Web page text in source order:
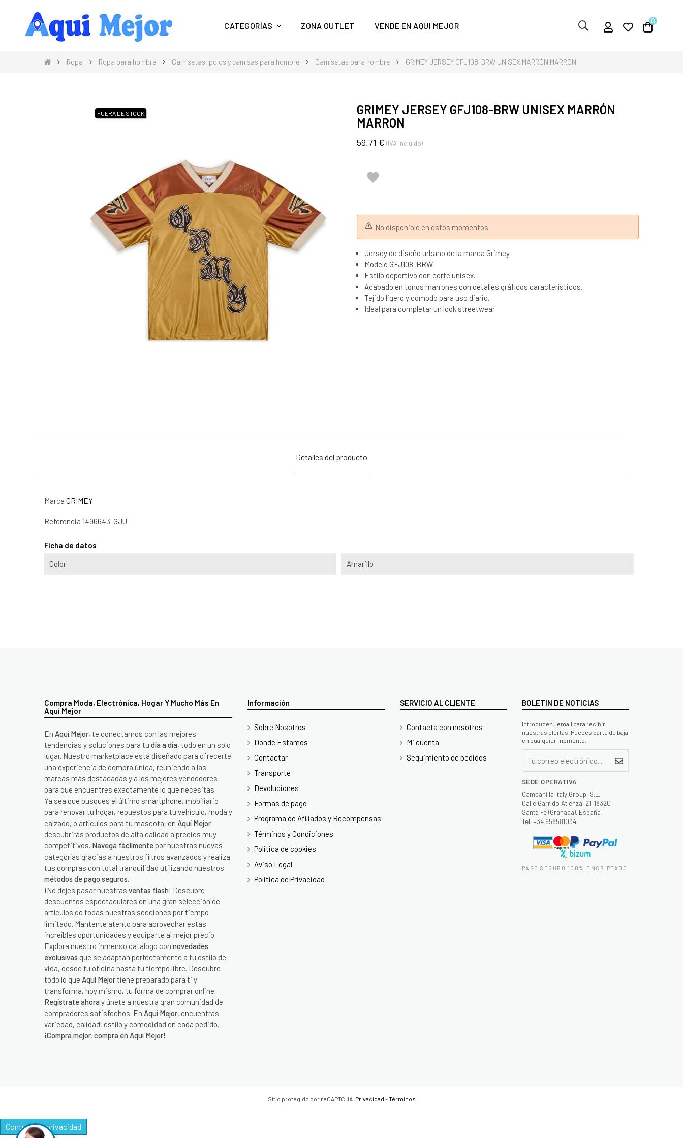
Compra Moda, Electrónica, Hogar y mucho más en Aquí Mejor
CATEGORÍAS ZONA OUTLET VENDE EN AQUI MEJOR 0
Ropa Ropa para hombre Camisetas, polos y camisas para hombre Camisetas para hombre GRIMEY JERSEY GFJ108-BRW UNISEX MARRÓN MARRON
FUERA DE STOCK
GRIMEY JERSEY GFJ108-BRW UNISEX MARRÓN
MARRON
59,71 € (IVA incluido)

No disponible en estos momentos
Jersey de diseño urbano de la marca Grimey.
Modelo GFJ108-BRW.
Estilo deportivo con corte unisex.
Acabado en tonos marrones con detalles gráficos característicos.
Tejido ligero y cómodo para uso diario.
Ideal para completar un look streetwear.
Detalles del producto
Marca GRIMEY
Referencia 1496643-GJU
Ficha de datos
Color Amarillo
Compra Moda, Electrónica, Hogar Y Mucho Más En
Aquí Mejor
En Aquí Mejor, te conectamos con las mejores
tendencias y soluciones para tu día a día, todo en un solo
lugar. Nuestro marketplace está diseñado para ofrecerte
una experiencia de compra única, reuniendo a las
marcas más destacadas y a los mejores vendedores
para que encuentres exactamente lo que necesitas.
Ya sea que busques el último smartphone, mobiliario
para renovar tu hogar, repuestos para tu vehículo, moda y
calzado, o artículos para tu mascota, en Aquí Mejor
descubrirás productos de alta calidad a precios muy
competitivos. Navega fácilmente por nuestras nuevas
categorías gracias a nuestros filtros avanzados y realiza
tus compras con total tranquilidad utilizando nuestros
métodos de pago seguros.
¡No dejes pasar nuestras ventas flash! Descubre
descuentos espectaculares en una gran selección de
artículos de todas nuestras secciones por tiempo
limitado. Mantente atento para aprovechar estas
increíbles oportunidades y equiparte al mejor precio.
Explora nuestro inmenso catálogo con novedades
exclusivas que se adaptan perfectamente a tu estilo de
vida, desde tu oficina hasta tu tiempo libre. Descubre
todo lo que Aquí Mejortiene preparado para ti y
transforma, hoy mismo, tu forma de comprar online.
Regístrate ahora y únete a nuestra gran comunidad de
compradores satisfechos. En Aquí Mejor, encuentras
variedad, calidad, estilo y comodidad en cada pedido.
¡Compra mejor, compra en Aquí Mejor!
Información
Sobre Nosotros
Donde Estamos
Contactar
Transporte
Devoluciones
Formas de pago
Programa de Afiliados y Recompensas
Términos y Condiciones
Politica de cookies
Aviso Legal
Politica de Privacidad
SERVICIO AL CLIENTE
Contacta con nosotros
Mi cuenta
Seguimiento de pedidos
BOLETIN DE NOTICIAS
Introduce tu email para recibir
nuestras ofertas. Puedes darte de baja
en cualquier momento.
SEDE OPERATIVA
Campanilla Italy Group, S.L.
Calle Garrido Atienza, 21, 18320
Santa Fe (Granada), España
Tel. +34 958581034
PAGO SEGURO 100% ENCRIPTADO
Sitio protegido por reCAPTCHA. Privacidad -Términos
Controle su privacidad